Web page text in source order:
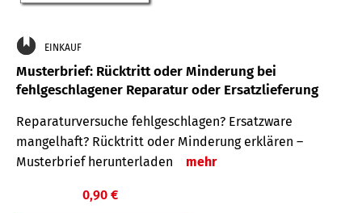
EINKAUF
Musterbrief: Rücktritt oder Minderung bei
fehlgeschlagener Reparatur oder Ersatzlieferung
Reparaturversuche fehlgeschlagen? Ersatzware
mangelhaft? Rücktritt oder Minderung erklären –
Musterbrief herunterladen
mehr
0,90 €